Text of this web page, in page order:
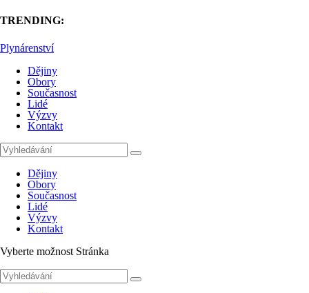
TRENDING:
Plynárenství
Dějiny
Obory
Současnost
Lidé
Výzvy
Kontakt
Dějiny
Obory
Současnost
Lidé
Výzvy
Kontakt
Vyberte možnost Stránka